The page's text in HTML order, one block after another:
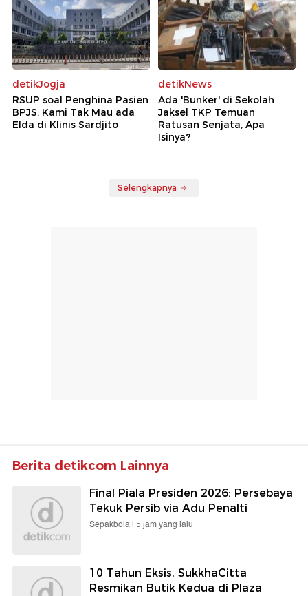
detikJogja
RSUP soal Penghina Pasien
BPJS: Kami Tak Mau ada
Elda di Klinis Sardjito
detikNews
Ada 'Bunker' di Sekolah
Jaksel TKP Temuan
Ratusan Senjata, Apa
Isinya?
Selengkapnya
Berita detikcom Lainnya
Final Piala Presiden 2026: Persebaya
Tekuk Persib via Adu Penalti
Sepakbola | 5 jam yang lalu
10 Tahun Eksis, SukkhaCitta
Resmikan Butik Kedua di Plaza